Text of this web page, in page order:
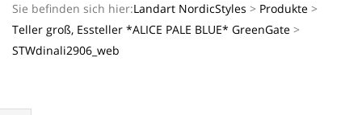
Navigation
Menu
Sie befinden sich hier:Landart NordicStyles > Produkte >
Teller groß, Essteller *ALICE PALE BLUE* GreenGate >
STWdinali2906_web